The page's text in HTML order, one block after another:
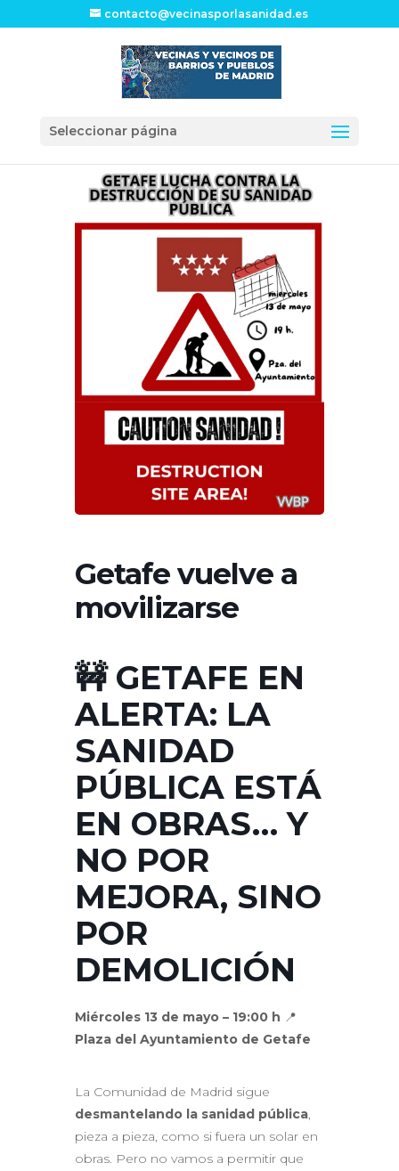
contacto@vecinasporlasanidad.es
Seleccionar página
Getafe vuelve a
movilizarse
🚧 GETAFE EN
ALERTA: LA
SANIDAD
PÚBLICA ESTÁ
EN OBRAS… Y
NO POR
MEJORA, SINO
POR
DEMOLICIÓN
Miércoles 13 de mayo – 19:00 h 📍
Plaza del Ayuntamiento de Getafe
La Comunidad de Madrid sigue
desmantelando la sanidad pública,
pieza a pieza, como si fuera un solar en
obras. Pero no vamos a permitir que